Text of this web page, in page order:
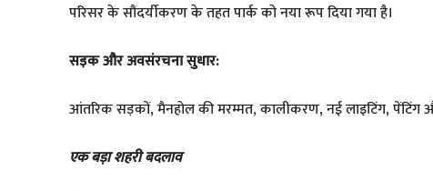
परिसर के सौंदर्यीकरण के तहत पार्क को नया रूप दिया गया है।
सड़क और अवसंरचना सुधार:
आंतरिक सड़कों, मैनहोल की मरम्मत, कालीकरण, नई लाइटिंग, पेंटिंग
एक बड़ा शहरी बदलाव